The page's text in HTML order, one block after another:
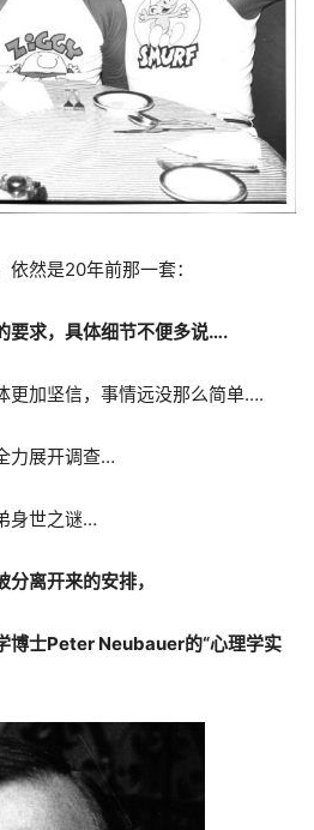
然是20年前那一套：
要求，具体细节不便多说….
更加坚信，事情远没那么简单….
力展开调查…
身世之谜…
离开来的安排，
博士Peter Neubauer的“心理学实